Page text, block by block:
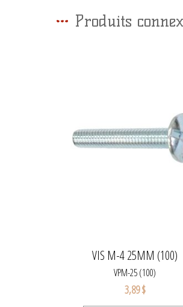
Produits
VIS M-4 25MM (100)
VPM-25 (100)
3,89 $